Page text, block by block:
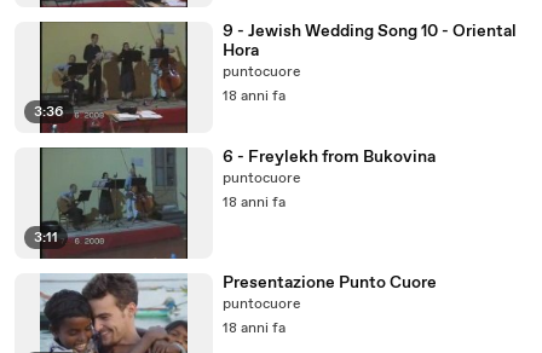
3:36
9 - Jewish Wedding Song 10 - Oriental
Hora
puntocuore
18 anni fa
3:11
6 - Freylekh from Bukovina
puntocuore
18 anni fa
Presentazione Punto Cuore
puntocuore
18 anni fa